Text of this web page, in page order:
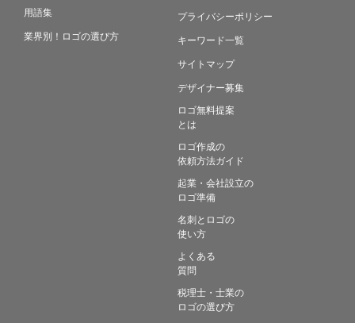
用語集
業界別！ロゴの選び方
プライバシーポリシー
キーワード一覧
サイトマップ
デザイナー募集
ロゴ無料提案
とは
ロゴ作成の
依頼方法ガイド
起業・会社設立の
ロゴ準備
名刺とロゴの
使い方
よくある
質問
税理士・士業の
ロゴの選び方